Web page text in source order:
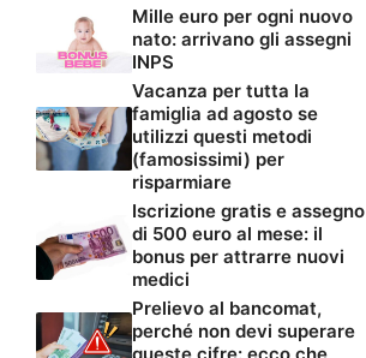
Mille euro per ogni nuovo
nato: arrivano gli assegni
INPS
Vacanza per tutta la
famiglia ad agosto se
utilizzi questi metodi
(famosissimi) per
risparmiare
Iscrizione gratis e assegno
di 500 euro al mese: il
bonus per attrarre nuovi
medici
Prelievo al bancomat,
perché non devi superare
queste cifre: ecco che